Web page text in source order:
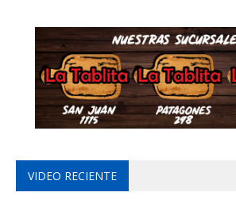
VIDEO RECIENTE